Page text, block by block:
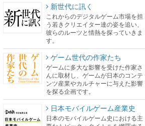
新世代に訊く
これからのデジタルゲーム市場を担
う若きクリエイター達の姿を追い、
彼らのルーツと情熱を探っていきま
す。
ゲーム世代の作家たち
ゲームに多大な影響を受けた作家さ
んに取材し、ゲームが日本のコンテ
ンツ産業やカルチャーに与えた影響
を探る企画です。
日本モバイルゲーム産業史
日本のモバイルゲーム史における主